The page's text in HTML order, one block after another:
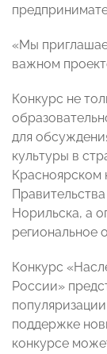
«Мы
важном
Конкурс не
для
культуры в
Красноярском
Норильска, а
Конкурс
России»
поддержке
конкурсе